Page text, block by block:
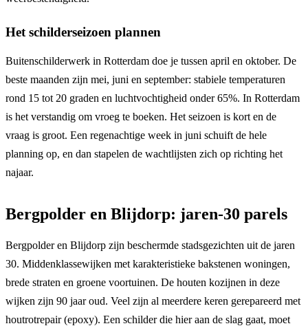
Het schilderseizoen plannen
Buitenschilderwerk in Rotterdam doe je tussen april en oktober. De
beste maanden zijn mei, juni en september: stabiele temperaturen
rond 15 tot 20 graden en luchtvochtigheid onder 65%. In Rotterdam
is het verstandig om vroeg te boeken. Het seizoen is kort en de
vraag is groot. Een regenachtige week in juni schuift de hele
planning op, en dan stapelen de wachtlijsten zich op richting het
najaar.
Bergpolder en Blijdorp: jaren-30 parels
Bergpolder en Blijdorp zijn beschermde stadsgezichten uit de jaren
30. Middenklassewijken met karakteristieke bakstenen woningen,
brede straten en groene voortuinen. De houten kozijnen in deze
wijken zijn 90 jaar oud. Veel zijn al meerdere keren gerepareerd met
houtrotrepair (epoxy). Een schilder die hier aan de slag gaat, moet